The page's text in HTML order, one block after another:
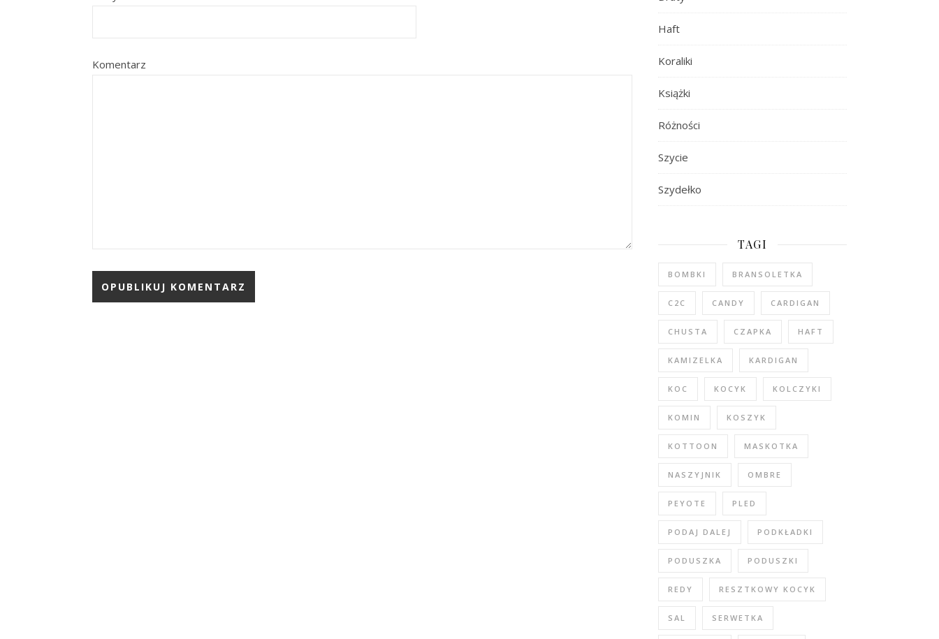
Komentarz
Haft
Koraliki
Książki
Różności
Szycie
Szydełko
TAGI
BOMBKI BRANSOLETKA
C2C CANDY CARDIGAN
CHUSTA CZAPKA HAFT
KAMIZELKA KARDIGAN
KOC KOCYK KOLCZYKI
KOMIN KOSZYK
KOTTOON MASKOTKA
NASZYJNIK OMBRE
PEYOTE PLED
PODAJ DALEJ PODKŁADKI
PODUSZKA PODUSZKI
REDY RESZTKOWY KOCYK
SAL SERWETKA